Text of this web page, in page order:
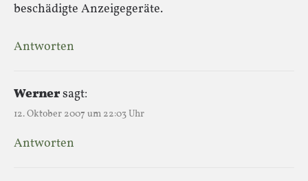
beschädigte Anzeigegeräte.
Antworten
Wernersagt:
12. Oktober 2007 um 22:03 Uhr
Antworten